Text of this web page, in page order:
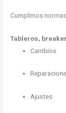
Cumplimos
Tableros,
Cambios
Ajustes